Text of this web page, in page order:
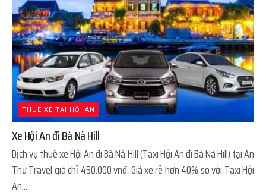
THUÊ XE TẠI HỘI AN
Xe Hội An đi Bà Nà Hill
Dịch vụ thuê xe Hội An đi Bà Nà Hill (Taxi Hội An đi Bà Nà Hill) tại An
Thư Travel giá chỉ 450.000 vnđ. Giá xe rẻ hơn 40% so với Taxi Hội
An...